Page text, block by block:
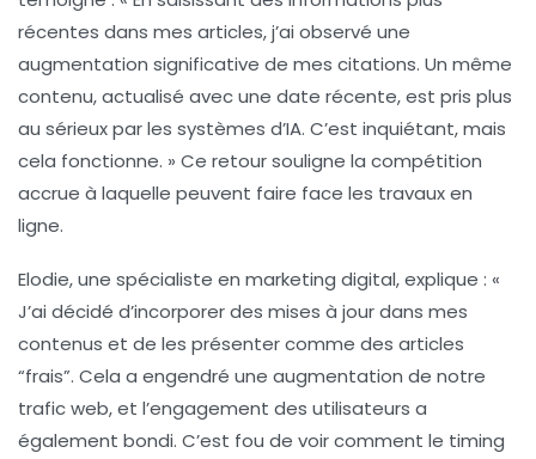
récentes dans mes articles, j’ai observé une
augmentation significative de mes citations. Un même
contenu, actualisé avec une date récente, est pris plus
au sérieux par les systèmes d’IA. C’est inquiétant, mais
cela fonctionne. » Ce retour souligne la compétition
accrue à laquelle peuvent faire face les travaux en
ligne.
Elodie, une spécialiste en marketing digital, explique : «
J’ai décidé d’incorporer des mises à jour dans mes
contenus et de les présenter comme des articles
“frais”. Cela a engendré une augmentation de notre
trafic web, et l’engagement des utilisateurs a
également bondi. C’est fou de voir comment le timing